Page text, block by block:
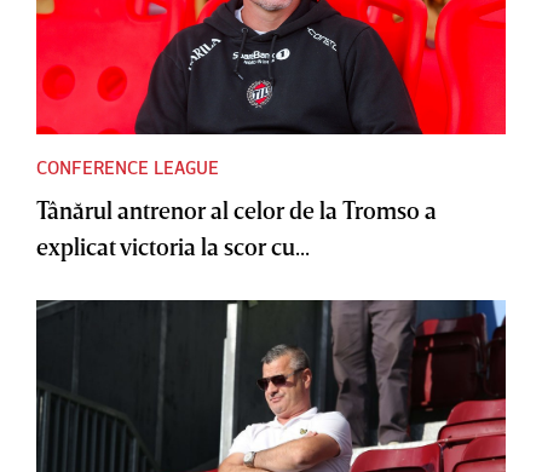
CONFERENCE LEAGUE
Tânărul antrenor al celor de la Tromso a
explicat victoria la scor cu...